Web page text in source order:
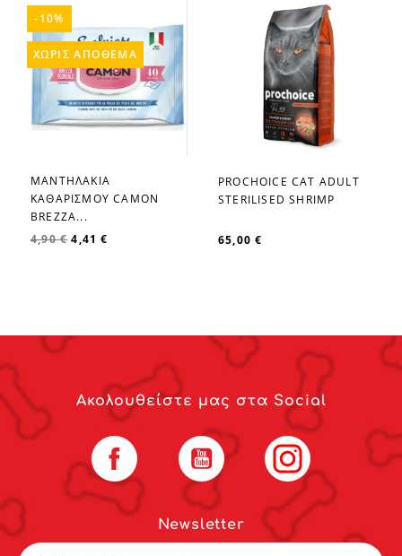
favorite_border
ΜΑΝΤΗΛΑΚΙΑ
ΚΑΘΑΡΙΣΜΟΥ CAMON
BREZZA...
4,90 € 4,41 €
-10%
ΧΩΡΊΣ ΑΠΌΘΕΜΑ
favorite_border
PROCHOICE CAT ADULT
STERILISED SHRIMP
65,00 €
Newsletter
Ακολουθείστε μας στα Social
Facebook YouTube Instagram